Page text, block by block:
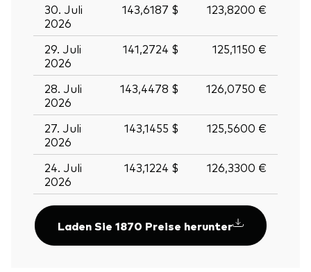
30. Juli
2026
143,6187 $ 123,8200 €
29. Juli
2026
141,2724 $ 125,1150 €
28. Juli
2026
143,4478 $ 126,0750 €
27. Juli
2026
143,1455 $ 125,5600 €
24. Juli
2026
143,1224 $ 126,3300 €
Laden Sie 1870 Preise herunter